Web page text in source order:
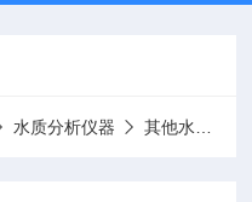
水质分析仪器 其他水质分析仪及配件